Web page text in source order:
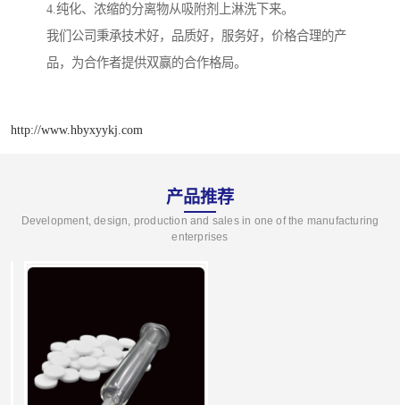
4.纯化、浓缩的分离物从吸附剂上淋洗下来。
我们公司秉承技术好，品质好，服务好，价格合理的产
品，为合作者提供双赢的合作格局。
http://www.hbyxyykj.com
产品推荐
Development, design, production and sales in one of the manufacturing
enterprises